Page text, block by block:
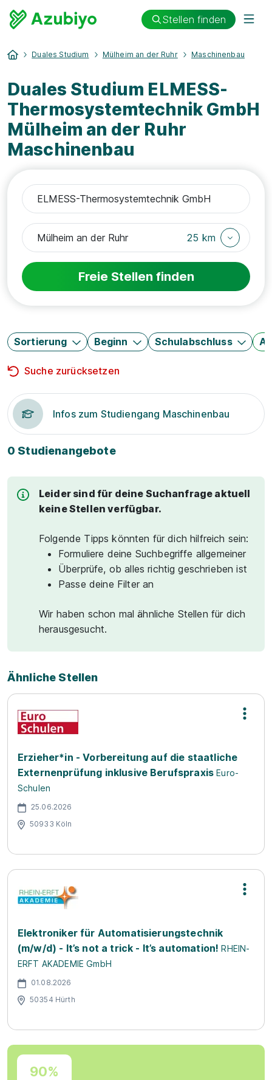
Stellen finden
Duales Studium Mülheim an der Ruhr Maschinenbau
Duales Studium ELMESS-
Thermosystemtechnik GmbH
Mülheim an der Ruhr
Maschinenbau
25 km
Freie Stellen finden
Sortierung Beginn Schulabschluss
Suche zurücksetzen
Infos zum Studiengang Maschinenbau
0 Studienangebote
Leider sind für deine Suchanfrage aktuell
keine Stellen verfügbar.
Folgende Tipps könnten für dich hilfreich sein:
Formuliere deine Suchbegriffe allgemeiner
Überprüfe, ob alles richtig geschrieben ist
Passe deine Filter an
Wir haben schon mal ähnliche Stellen für dich
herausgesucht.
Ähnliche Stellen
Erzieher*in - Vorbereitung auf die staatliche
Externenprüfung inklusive Berufspraxis Euro-
Schulen
25.06.2026
50933 Köln
Elektroniker für Automatisierungstechnik
(m/w/d) - It’s not a trick - It’s automation! RHEIN-
ERFT AKADEMIE GmbH
01.08.2026
50354 Hürth
90%